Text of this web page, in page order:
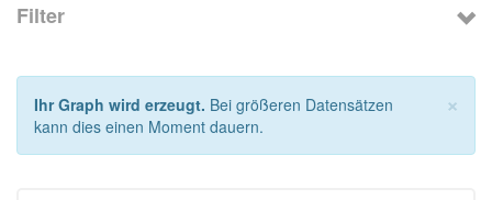
Filter
×
Ihr Graph wird erzeugt. Bei größeren Datensätzen
kann dies einen Moment dauern.